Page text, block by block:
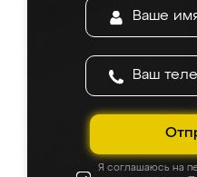
Я соглашаюсь на